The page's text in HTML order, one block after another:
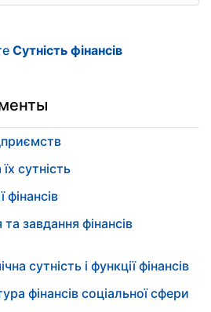
Сутність фінансів
сутність
фінансів
завдання фінансів
сутність і функції фінансів
фінансів соціальної сфери